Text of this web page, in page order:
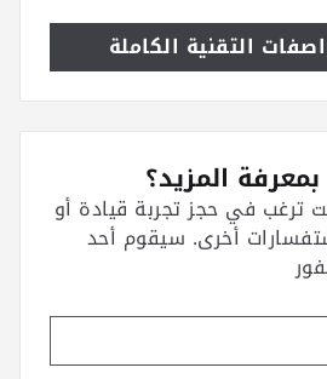
التقنية الكاملة
المزيد؟
ترغب في حجز تجربة قيادة أو
أخرى. سيقوم أحد